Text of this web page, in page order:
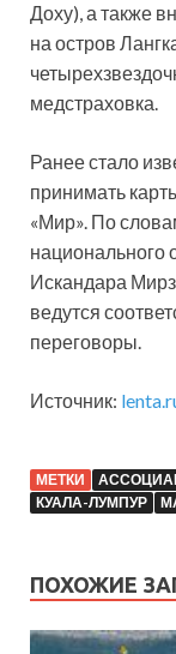
Доху), а также
на остров
медстраховка.
Ранее стало
принимать
«Мир». По
национального
Искандара
ведутся
переговоры.
Источник:
МЕТКИ
КУАЛА-ЛУМПУР
ПОХОЖИЕ